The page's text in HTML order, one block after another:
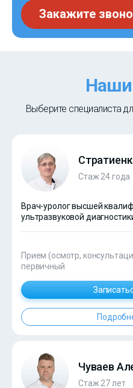
Закажите
Наши
Выберите специалиста
Стаж 24 года
Врач-уролог высшей
ультразвуковой
Прием (осмотр,
первичный
Чуваев
Стаж 27 лет